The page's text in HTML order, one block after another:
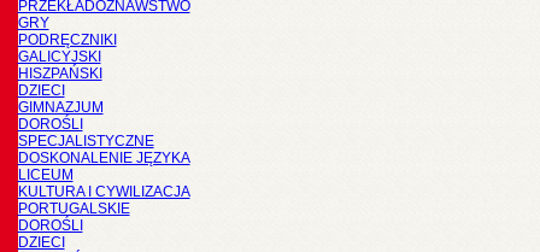
PRZEKŁADOZNAWSTWO
GRY
PODRĘCZNIKI
GALICYJSKI
HISZPAŃSKI
DZIECI
GIMNAZJUM
DOROŚLI
SPECJALISTYCZNE
DOSKONALENIE JĘZYKA
LICEUM
KULTURA I CYWILIZACJA
PORTUGALSKIE
DOROŚLI
DZIECI